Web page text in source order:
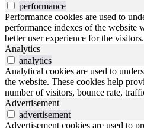
performance
Performance cookies are used to
performance indexes of the website
better user experience for the visitors.
Analytics
analytics
Analytical cookies are used to
the website. These cookies help
number of visitors, bounce rate,
Advertisement
advertisement
Advertisement cookies are used to